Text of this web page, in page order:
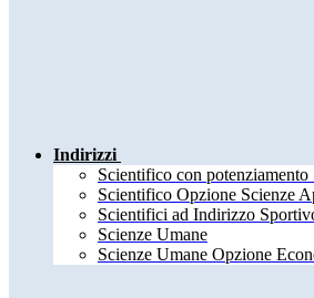
Indirizzi
Scientifico con
Scientifico Opzione Scienze
Scientifici ad Indirizzo
Scienze Umane
Scienze Umane Opzione